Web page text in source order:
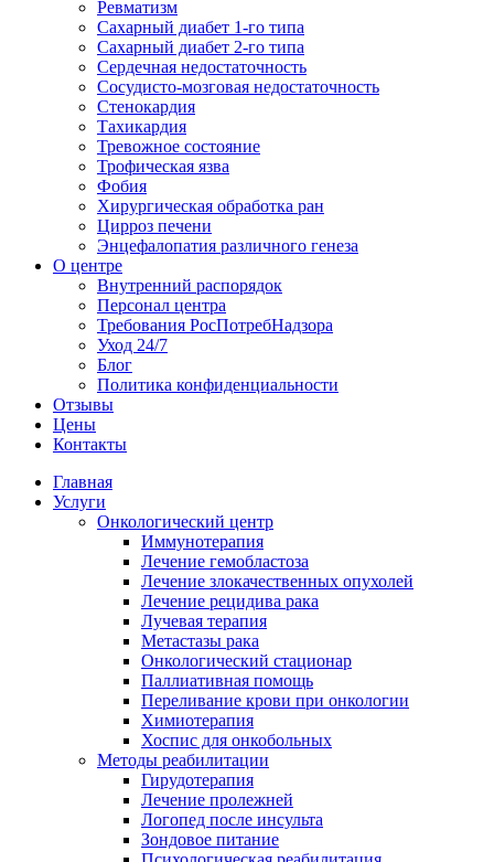
Ревматизм
Сахарный диабет 1-го типа
Сахарный диабет 2-го типа
Сердечная недостаточность
Сосудисто-мозговая недостаточность
Стенокардия
Тахикардия
Тревожное состояние
Трофическая язва
Фобия
Хирургическая обработка ран
Цирроз печени
Энцефалопатия различного генеза
О центре
Внутренний распорядок
Персонал центра
Требования РосПотребНадзора
Уход 24/7
Блог
Политика конфиденциальности
Отзывы
Цены
Контакты
Главная
Услуги
Онкологический центр
Иммунотерапия
Лечение гемобластоза
Лечение злокачественных опухолей
Лечение рецидива рака
Лучевая терапия
Метастазы рака
Онкологический стационар
Паллиативная помощь
Переливание крови при онкологии
Химиотерапия
Хоспис для онкобольных
Методы реабилитации
Гирудотерапия
Лечение пролежней
Логопед после инсульта
Зондовое питание